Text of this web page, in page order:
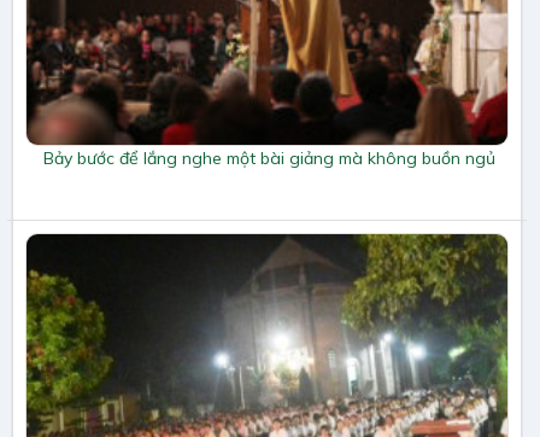
Bảy bước để lắng nghe một bài giảng mà không buồn ngủ